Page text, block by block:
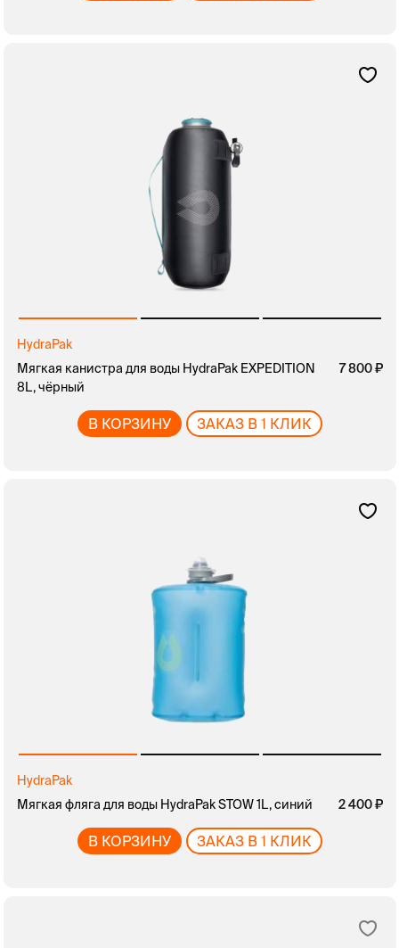
HydraPak
Мягкая канистра для воды HydraPak EXPEDITION
8L, чёрный
7 800
В КОРЗИНУ ЗАКАЗ В 1 КЛИК
HydraPak
Мягкая фляга для воды HydraPak STOW 1L, синий
2 400
В КОРЗИНУ ЗАКАЗ В 1 КЛИК